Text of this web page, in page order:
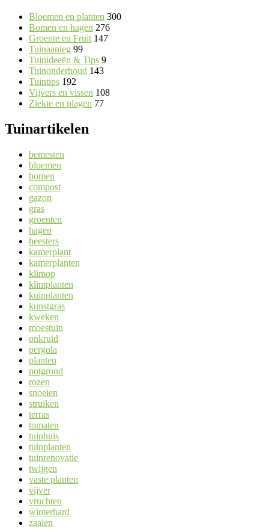
Bloemen en planten 300
Bomen en hagen 276
Groente en Fruit 147
Tuinaanleg 99
Tuinideeën & Tips 9
Tuinonderhoud 143
Tuintips 192
Vijvers en vissen 108
Ziekte en plagen 77
Tuinartikelen
bemesten
bloemen
bomen
compost
gazon
gras
groenten
hagen
heesters
kamerplant
kamerplanten
klimop
klimplanten
kuipplanten
kunstgras
kweken
moestuin
onkruid
pergola
planten
potgrond
rozen
snoeien
struiken
terras
tomaten
tuinhuis
tuinplanten
tuinrenovatie
twijgen
vaste planten
vijver
vruchten
winterhard
zaaien